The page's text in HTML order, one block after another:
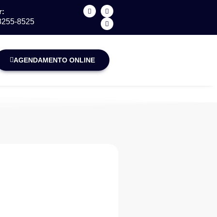
8525
AGENDAMENTO ONLINE